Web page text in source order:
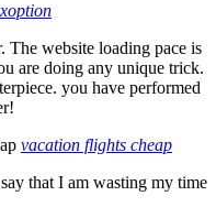
The website loading pace is
are doing any unique trick.
you have performed
vacation flights cheap
that I am wasting my time